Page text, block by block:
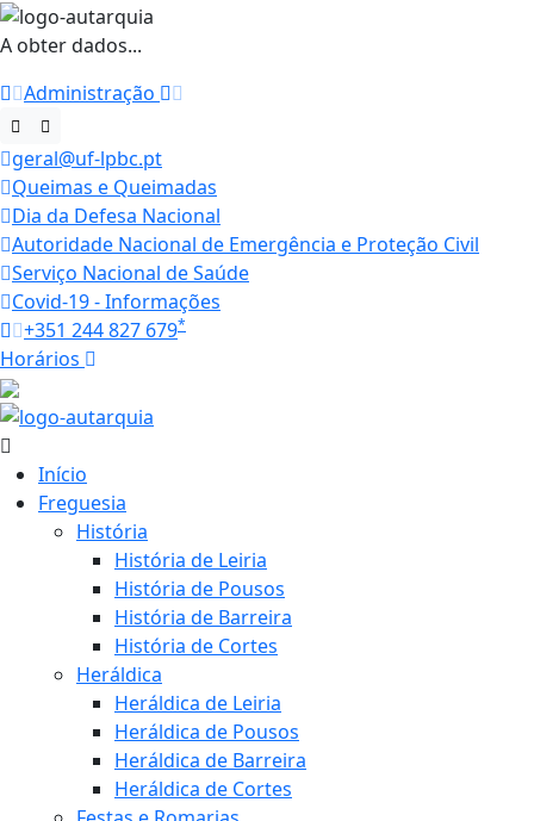
A obter dados...
Administração
geral@uf-lpbc.pt
Queimas e Queimadas
Dia da Defesa Nacional
Autoridade Nacional de Emergência e Proteção Civil
Serviço Nacional de Saúde
Covid-19 - Informações
+351 244 827 679*
Horários
Início
Freguesia
História
História de Leiria
História de Pousos
História de Barreira
História de Cortes
Heráldica
Heráldica de Leiria
Heráldica de Pousos
Heráldica de Barreira
Heráldica de Cortes